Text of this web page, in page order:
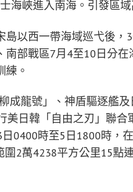
海峽進入南海。引發區域
以西一帶海域巡弋後，
部戰區7月4至10日分在
練。
龍號」、神盾驅逐艦及
日韓「自由之刃」聯合
0400時至5日1800時，
2萬4238平方公里15點